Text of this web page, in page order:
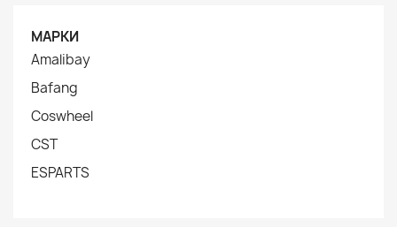
МАРКИ
Amalibay
Bafang
Coswheel
CST
ESPARTS